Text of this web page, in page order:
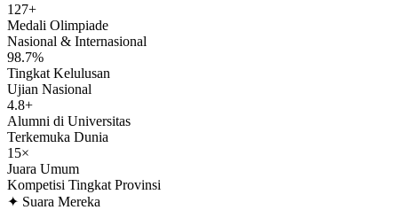
127+
Medali Olimpiade
Nasional & Internasional
98.7%
Tingkat Kelulusan
Ujian Nasional
4.8+
Alumni di Universitas
Terkemuka Dunia
15×
Juara Umum
Kompetisi Tingkat Provinsi
✦ Suara Mereka